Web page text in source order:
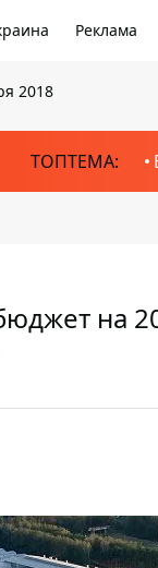
Реклама
2018
ТОПТЕМА:
на